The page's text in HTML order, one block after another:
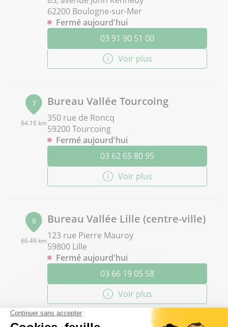
62200 Boulogne-sur-Mer
Fermé aujourd'hui
03 91 90 51 00
Voir plus
7
64.16 km
Bureau Vallée Tourcoing
350 rue de Roncq
59200 Tourcoing
Fermé aujourd'hui
03 62 65 80 95
Voir plus
8
66.49 km
Bureau Vallée Lille (centre-ville)
123 rue Pierre Mauroy
59800 Lille
Fermé aujourd'hui
03 66 19 05 58
Voir plus